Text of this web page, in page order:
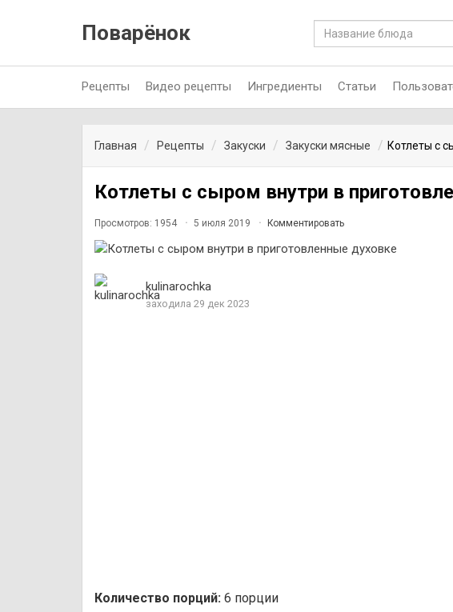
Поварёнок
Рецепты Видео рецепты Ингредиенты Статьи
Главная Рецепты Закуски Закуски мясные Котлеты с
Котлеты с сыром внутри в
Просмотров: 1954 5 июля 2019 Комментировать
kulinarochka
заходила 29 дек 2023
Количество порций: 6 порции